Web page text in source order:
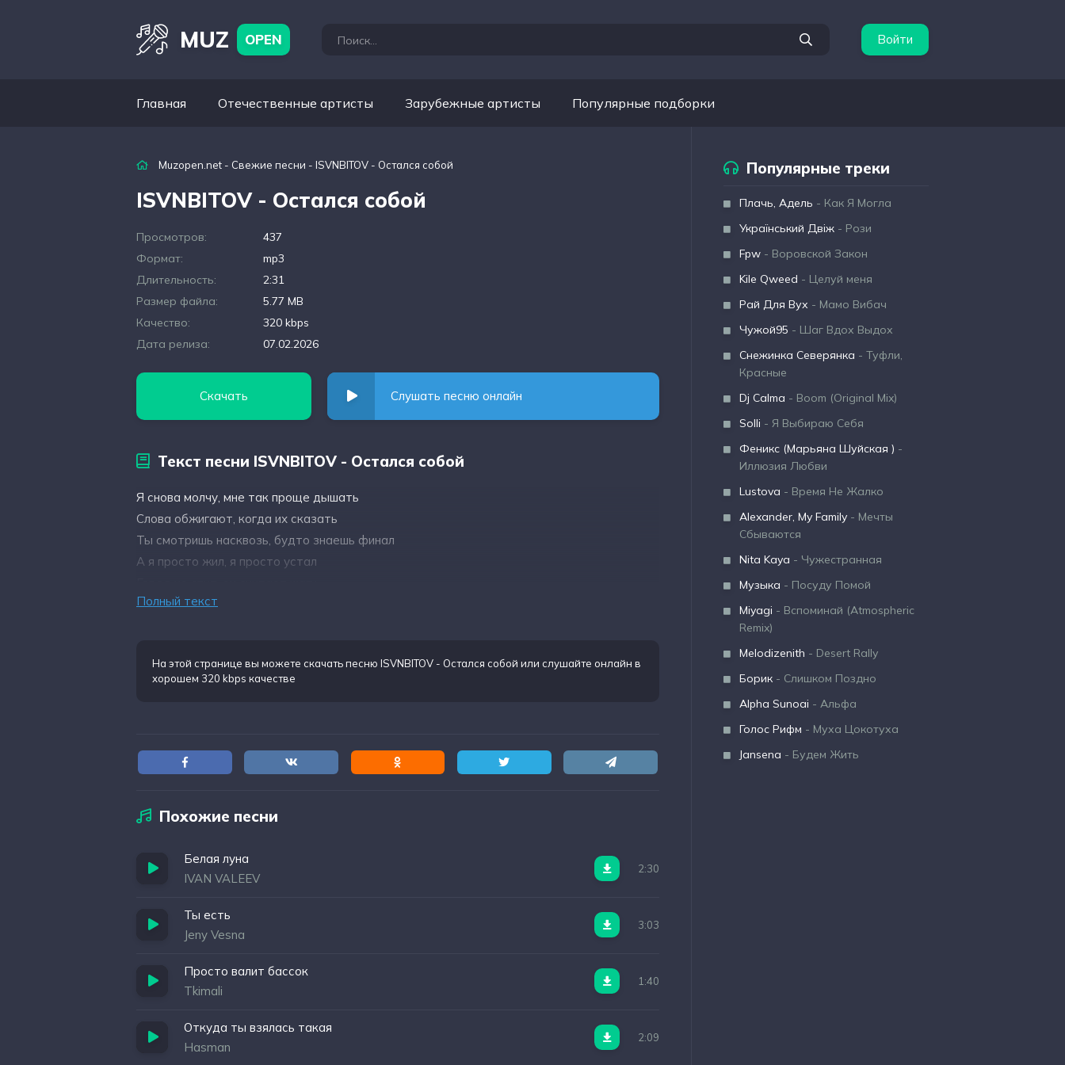
MUZ OPEN Войти
Главная Отечественные артисты Зарубежные артисты Популярные подборки
Muzopen.net - Свежие песни - ISVNBITOV - Остался собой
ISVNBITOV - Остался собой
Просмотров:
437
Формат:
mp3
Длительность:
2:31
Размер файла:
5.77 MB
Качество:
320 kbps
Дата релиза:
07.02.2026
Скачать Слушать песню онлайн
Текст песни ISVNBITOV - Остался собой
Я снова молчу, мне так проще дышать
Слова обжигают, когда их сказать
Ты смотришь насквозь, будто знаешь финал
А я просто жил, я просто устал
Полный текст
На этой странице вы можете скачать песню ISVNBITOV - Остался собой или слушайте онлайн в
хорошем 320 kbps качестве
Похожие песни
Белая луна
IVAN VALEEV
2:30
Ты есть
Jeny Vesna
3:03
Просто валит бассок
Tkimali
1:40
Откуда ты взялась такая
Hasman
2:09
Популярные треки
Плачь, Адель - Как Я Могла
Український Двіж - Рози
Fpw - Воровской Закон
Kile Qweed - Целуй меня
Рай Для Вух - Мамо Вибач
Чужой95 - Шаг Вдох Выдох
Снежинка Северянка - Туфли,
Красные
Dj Calma - Boom (Original Mix)
Solli - Я Выбираю Себя
Феникс (Марьяна Шуйская ) -
Иллюзия Любви
Lustova - Время Не Жалко
Alexander, My Family - Мечты
Сбываются
Nita Kaya - Чужестранная
Музыка - Посуду Помой
Miyagi - Вспоминай (Atmospheric
Remix)
Melodizenith - Desert Rally
Борик - Слишком Поздно
Alpha Sunoai - Альфа
Голос Рифм - Муха Цокотуха
Jansena - Будем Жить